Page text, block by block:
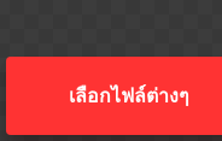
เลือกไฟล์ต่างๆ​